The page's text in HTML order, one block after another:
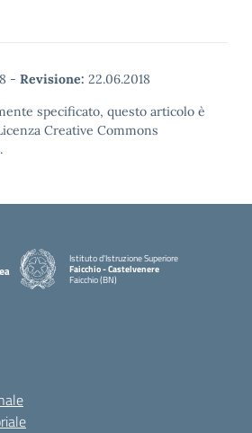
- Revisione: 22.06.2018
specificato, questo articolo è
Creative Commons
Istituto d'Istruzione Superiore
Faicchio - Castelvenere
Faicchio (BN)